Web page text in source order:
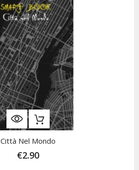
Città Nel Mondo
€2.90